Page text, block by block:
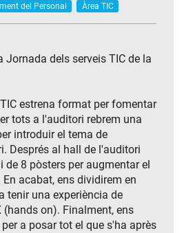
del Personal
Àrea TIC
Jornada dels serveis TIC de la
estrena format per fomentar
tots a l'auditori rebrem una
introduir el tema de
Després al hall de l'auditori
8 pòsters per augmentar el
acabat, ens dividirem en
tenir una experiència de
(hands on). Finalment, ens
a posar tot el que s'ha après